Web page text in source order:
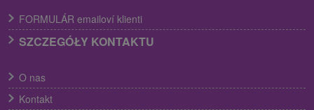
FORMULÁR emailoví klienti
SZCZEGÓŁY KONTAKTU
O nas
Kontakt